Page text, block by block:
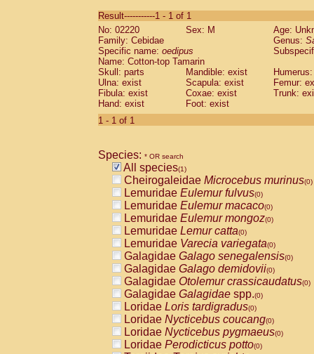
CebidaeSaguinus labiatus(0)
Cebidae Saguinus leucopus (0)
Cebidae
CebidaeSaguinus mystax
Cebidae Saguinus nigricollis (0)
Cebidae Saguinus oedipus
Cebidae Saguinus weddelli
Cebidae Saguinusspp.
Cebidae
CebidaeCebus capucinus
CebidaeCebus nigrivittatus
CebidaeCebus spp.(0)
CebidaeSaimiri boliviensis(0)
CebidaeSaimiri sciureus(0)
AtelidaeAlouatta caraya(0)
AtelidaeAlouatta fusca(0)
AtelidaeAlouatta seniculus(0)
AtelidaeAlouattaspp.(0)
AtelidaeAteles belzebuth(0)
AtelidaeAteles geoffroyi(0)
AtelidaeAteles paniscus(0)
AtelidaeAtelesspp.(0)
AtelidaeLagothrix lagothricha(0)
AtelidaeLagothrix lagothricha cana
PitheciidaeCacajao calvus
Result-----------1 - 1 of 1
No: 02220
Sex: M
Age:
Family: Cebidae
Genus:
Specific name: oedipus
Name: Cotton-top Tamarin
Skull: parts
Mandible: exist
Ulna: exist
Scapula: exist
Femur:
Fibula: exist
Coxae: exist
Trunk:
Hand: exist
Foot: exist
1 - 1 of 1
Species: * OR search
All species(1)
Cheirogaleidae Microcebus murinus(0)
Lemuridae Eulemur fulvus(0)
Lemuridae Eulemur macaco(0)
Lemuridae Eulemur mongoz(0)
Lemuridae Lemur catta(0)
Lemuridae Varecia variegata(0)
Galagidae Galago senegalensis(0)
Galagidae Galago demidovii(0)
Galagidae Otolemur crassicaudatus(0)
Galagidae Galagidae spp.(0)
Loridae Loris tardigradus(0)
Loridae Nycticebus coucang(0)
Loridae Nycticebus pygmaeus(0)
Loridae Perodicticus potto(0)